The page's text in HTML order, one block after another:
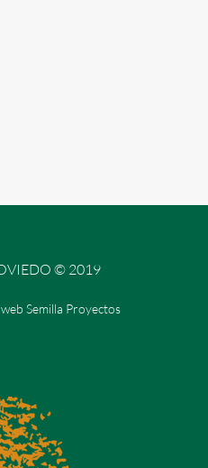
© 2019
Semilla Proyectos